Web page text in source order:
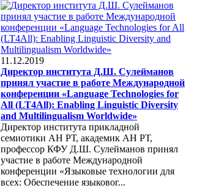
11.12.2019
Директор института Д.Ш. Сулейманов
принял участие в работе Международной
конференции «Language Technologies for
All (LT4All): Enabling Linguistic Diversity
and Multilingualism Worldwide»
Директор института прикладной
семиотики АН РТ, академик АН РТ,
профессор КФУ Д.Ш. Сулейманов принял
участие в работе Международной
конференции «Языковые технологии для
всех: Обеспечение языковог...